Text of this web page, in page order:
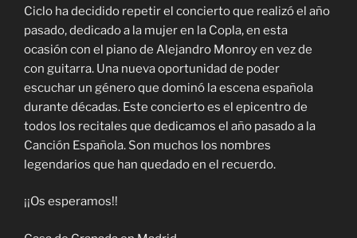
Ciclo ha decidido repetir el concierto que realizó el año
pasado, dedicado a la mujer en la Copla, en esta
ocasión con el piano de Alejandro Monroy en vez de
con guitarra. Una nueva oportunidad de poder
escuchar un género que dominó la escena española
durante décadas. Este concierto es el epicentro de
todos los recitales que dedicamos el año pasado a la
Canción Española. Son muchos los nombres
legendarios que han quedado en el recuerdo.
¡¡Os esperamos!!